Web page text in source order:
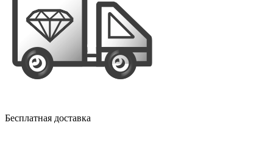
Бесплатная доставка